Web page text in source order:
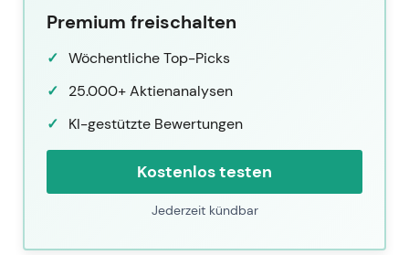
Premium freischalten
Wöchentliche Top-Picks
25.000+ Aktienanalysen
KI-gestützte Bewertungen
Kostenlos testen
Jederzeit kündbar